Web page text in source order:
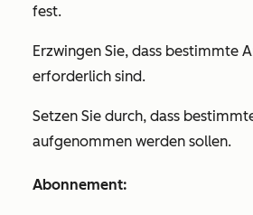
fest.
Erzwingen Sie, dass bestimmte
erforderlich sind.
Setzen Sie durch, dass
aufgenommen werden sollen.
Abonnement: